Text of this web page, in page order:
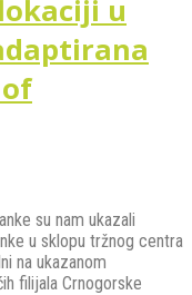
u
su nam ukazali
u sklopu tržnog centra
na ukazanom
filijala Crnogorske